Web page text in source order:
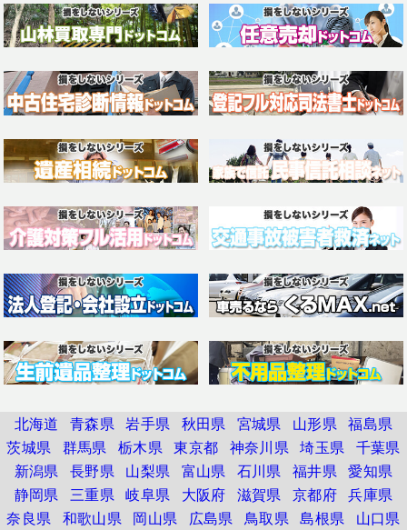
北海道 青森県 岩手県 秋田県 宮城県 山形県 福島県
茨城県 群馬県 栃木県 東京都 神奈川県 埼玉県 千葉県
新潟県 長野県 山梨県 富山県 石川県 福井県 愛知県
静岡県 三重県 岐阜県 大阪府 滋賀県 京都府 兵庫県
奈良県 和歌山県 岡山県 広島県 鳥取県 島根県 山口県